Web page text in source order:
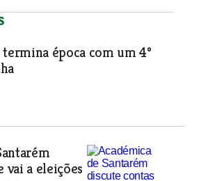
época com um 4º
vai a eleições